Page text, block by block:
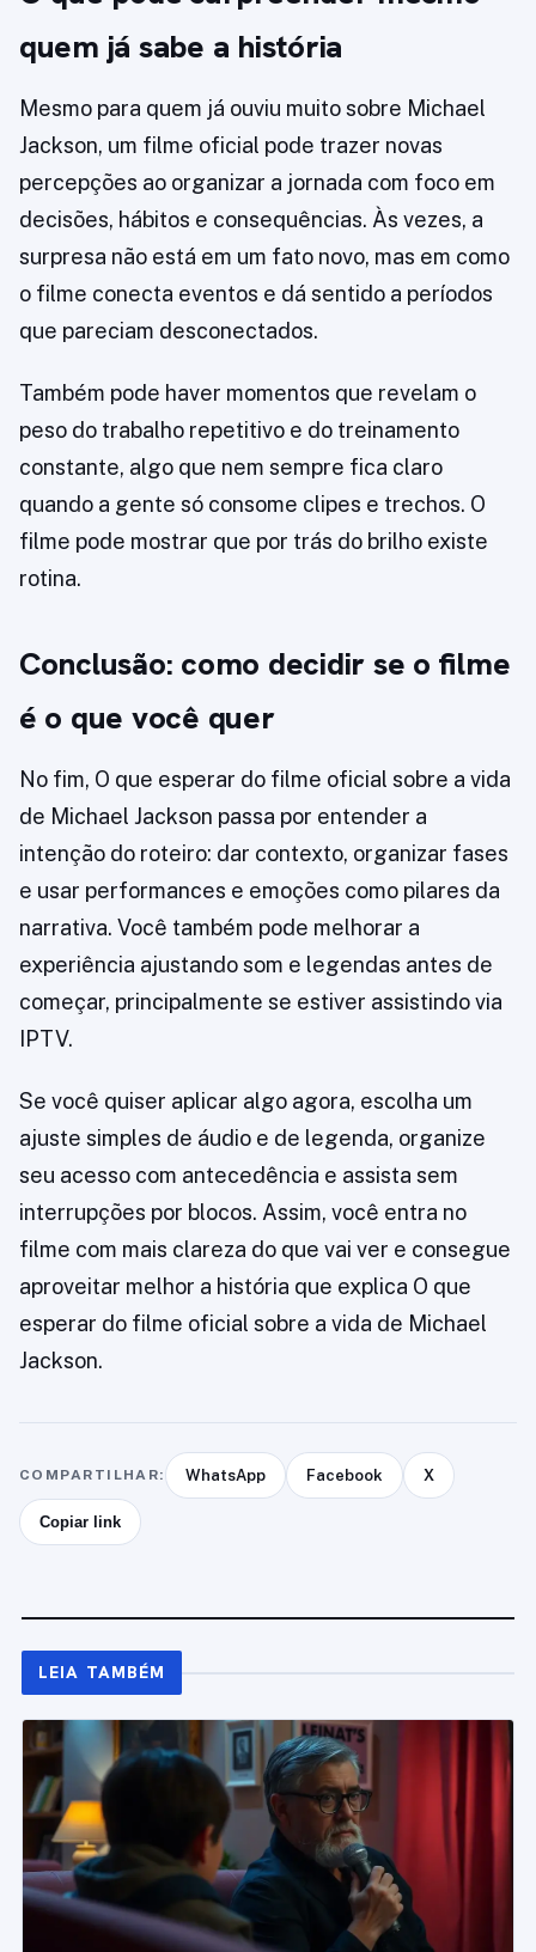
quem já sabe a história
Mesmo para quem já ouviu muito sobre Michael
Jackson, um filme oficial pode trazer novas
percepções ao organizar a jornada com foco em
decisões, hábitos e consequências. Às vezes, a
surpresa não está em um fato novo, mas em como
o filme conecta eventos e dá sentido a períodos
que pareciam desconectados.
Também pode haver momentos que revelam o
peso do trabalho repetitivo e do treinamento
constante, algo que nem sempre fica claro
quando a gente só consome clipes e trechos. O
filme pode mostrar que por trás do brilho existe
rotina.
Conclusão: como decidir se o filme
é o que você quer
No fim, O que esperar do filme oficial sobre a vida
de Michael Jackson passa por entender a
intenção do roteiro: dar contexto, organizar fases
e usar performances e emoções como pilares da
narrativa. Você também pode melhorar a
experiência ajustando som e legendas antes de
começar, principalmente se estiver assistindo via
IPTV.
Se você quiser aplicar algo agora, escolha um
ajuste simples de áudio e de legenda, organize
seu acesso com antecedência e assista sem
interrupções por blocos. Assim, você entra no
filme com mais clareza do que vai ver e consegue
aproveitar melhor a história que explica O que
esperar do filme oficial sobre a vida de Michael
Jackson.
COMPARTILHAR: WhatsApp Facebook X
Copiar link
LEIA TAMBÉM